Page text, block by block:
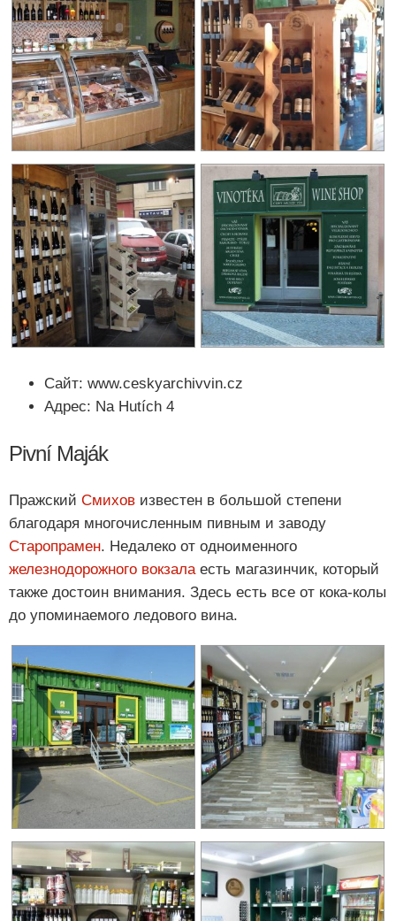
Сайт: www.ceskyarchivvin.cz
Адрес: Na Hutích 4
Pivní Maják
Пражский Смихов известен в большой степени
благодаря многочисленным пивным и заводу
Старопрамен. Недалеко от одноименного
железнодорожного вокзалаесть магазинчик, который
также достоин внимания. Здесь есть все от кока-колы
до упоминаемого ледового вина.